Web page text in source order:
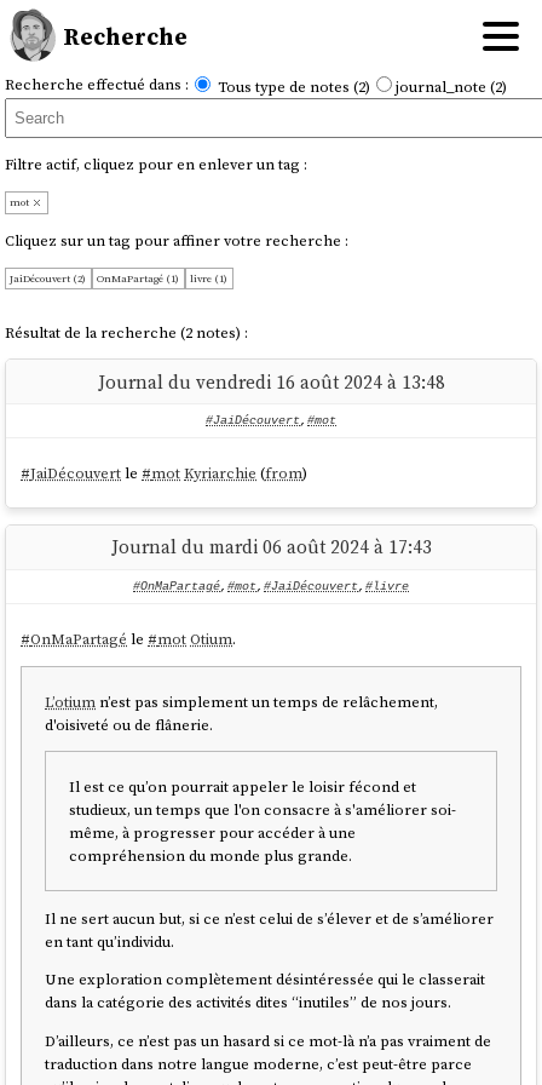
Recherche
Recherche effectué dans : Tous type de notes (2) journal_note (2)
Filtre actif, cliquez pour en enlever un tag :
mot
Cliquez sur un tag pour affiner votre recherche :
JaiDécouvert (2) OnMaPartagé (1) livre (1)
Résultat de la recherche (2 notes) :
Journal du vendredi 16 août 2024 à 13:48
#JaiDécouvert, #mot
#JaiDécouvertle #mot Kyriarchie(from)
Journal du mardi 06 août 2024 à 17:43
#OnMaPartagé, #mot, #JaiDécouvert, #livre
#OnMaPartagé le #mot Otium.
L’otium n’est pas simplement un temps de relâchement,
d'oisiveté ou de flânerie.
Il est ce qu’on pourrait appeler le loisir fécond et
studieux, un temps que l'on consacre à s'améliorer soi-
même, à progresser pour accéder à une
compréhension du monde plus grande.
Il ne sert aucun but, si ce n’est celui de s’élever et de s’améliorer
en tant qu’individu.
Une exploration complètement désintéressée qui le classerait
dans la catégorie des activités dites “inutiles” de nos jours.
D’ailleurs, ce n’est pas un hasard si ce mot-là n’a pas vraiment de
traduction dans notre langue moderne, c’est peut-être parce